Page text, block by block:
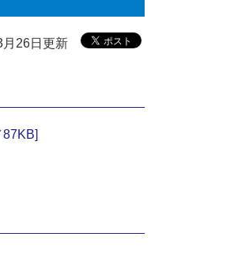
26日更新